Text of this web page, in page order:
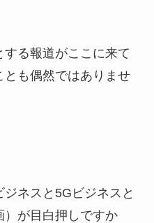
る報道がここに来て
も偶然ではありませ
ネスと5Gビジネスと
）が目白押しですか